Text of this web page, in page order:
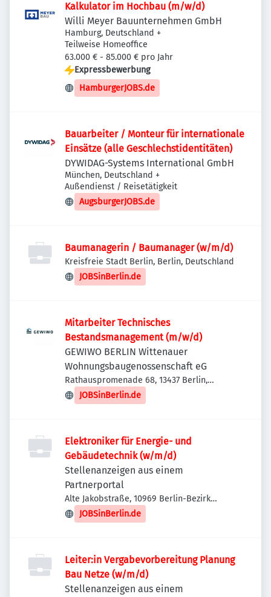
Kalkulator im Hochbau (m/w/d)
Willi Meyer Bauunternehmen GmbH
Hamburg, Deutschland +
Teilweise Homeoffice
63.000 € - 85.000 € pro Jahr
Expressbewerbung
HamburgerJOBS.de
Bauarbeiter / Monteur für internationale
Einsätze (alle Geschlechstidentitäten)
DYWIDAG-Systems International GmbH
München, Deutschland +
Außendienst / Reisetätigkeit
AugsburgerJOBS.de
Baumanagerin / Baumanager (w/m/d)
Kreisfreie Stadt Berlin, Berlin, Deutschland
JOBSinBerlin.de
Mitarbeiter Technisches
Bestandsmanagement (m/w/d)
GEWIWO BERLIN Wittenauer
Wohnungsbaugenossenschaft eG
Rathauspromenade 68, 13437 Berlin,
Deutschland
JOBSinBerlin.de
Elektroniker für Energie- und
Gebäudetechnik (w/m/d)
Stellenanzeigen aus einem
Partnerportal
Alte Jakobstraße, 10969 Berlin-Bezirk
Friedrichshain-Kreuzberg, Deutschland
JOBSinBerlin.de
Leiter:in Vergabevorbereitung Planung
Bau Netze (w/m/d)
Stellenanzeigen aus einem